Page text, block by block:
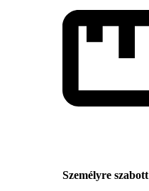
Személyre szabott